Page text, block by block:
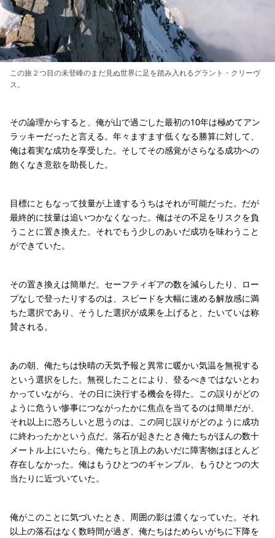
この旅２つ目の未登峰のまだ見ぬ世界に足を踏み入れるグラント・クリーヴ
ス。
その論理からすると、俺が山で過ごした最初の10年は極めてアン
ラッキーだったと言える。年々ますます低くなる勝算に対して、
俺は着実な成功を享受した。そしてその感覚がさらなる成功への
飽くなき意欲を助長した。
目標にともなって技量が上達するうちはそれが可能だった。だが
最終的に技量は追いつかなくなった。俺はその不足をリスクを負
うことに置き換えた。それでもう少しのあいだ成功を味わうこと
ができていた。
その置き換えは簡単だ。セーフティギアの数を減らしたり、ロー
プなしで登ったりするのは、スピードを大幅に速める解放感に満
ちた選択であり、そうした選択が成果を上げると、たいていは称
賛される。
あの朝、俺たちは快晴の天気予報と異常に暖かい気温を無視する
という選択をした。無視したことにより、登るべきではないとわ
かっていながら、その日に決行する機会を得た。この誤りがどの
ように危うい惨事につながったかに焦点を当てるのは簡単だが、
それ以上に恐ろしいと思うのは、この同じ誤りがどのように成功
に終わったかという点だ。落石が起きたとき俺たちがほんの数十
メートル上にいたら、俺たちと頂上のあいだに障害物はほとんど
存在しなかった。俺はもうひとつのギャンブル、もうひとつの大
当たりに近づいていた。
俺がこのことに気づいたとき、周囲の影は濃くなっていた。それ
以上の落石はなく数時間が過ぎ、俺たちはためらいがちに下降を